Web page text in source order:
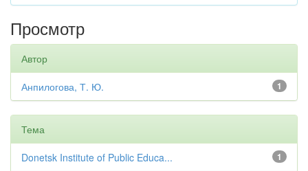
Просмотр
Автор
1
Анпилогова, Т. Ю.
Тема
1
Donetsk Institute of Public Educa...